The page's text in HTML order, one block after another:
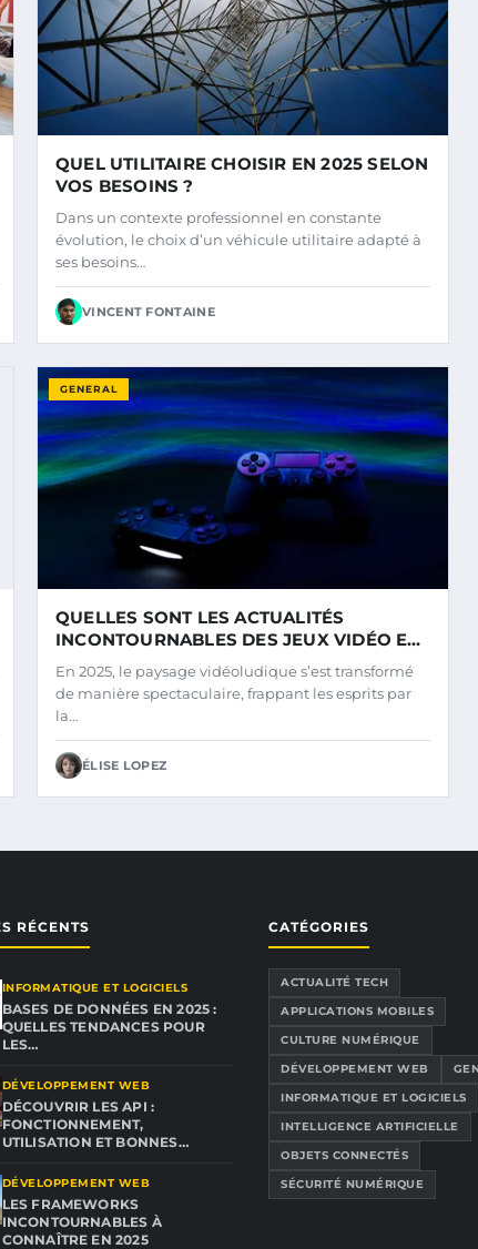
QUEL UTILITAIRE CHOISIR EN 2025 SELON
VOS BESOINS ?
Dans un contexte professionnel en constante
évolution, le choix d’un véhicule utilitaire adapté à
ses besoins…
VINCENT FONTAINE
GENERAL
QUELLES SONT LES ACTUALITÉS
INCONTOURNABLES DES JEUX VIDÉO EN
2025 ?
En 2025, le paysage vidéoludique s’est transformé
de manière spectaculaire, frappant les esprits par
la…
ÉLISE LOPEZ
RÉCENTS
INFORMATIQUE ET LOGICIELS
BASES DE DONNÉES EN 2025 :
QUELLES TENDANCES POUR
LES…
DÉVELOPPEMENT WEB
DÉCOUVRIR LES API :
FONCTIONNEMENT,
UTILISATION ET BONNES…
DÉVELOPPEMENT WEB
LES FRAMEWORKS
INCONTOURNABLES À
CONNAÎTRE EN 2025
CATÉGORIES
ACTUALITÉ TECH
APPLICATIONS MOBILES
CULTURE NUMÉRIQUE
DÉVELOPPEMENT WEB
INFORMATIQUE ET LOGICIELS
INTELLIGENCE ARTIFICIELLE
OBJETS CONNECTÉS
SÉCURITÉ NUMÉRIQUE